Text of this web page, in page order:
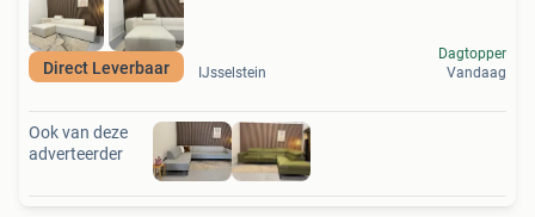
Direct Leverbaar IJsselstein
Dagtopper
Vandaag
Ook van deze
adverteerder